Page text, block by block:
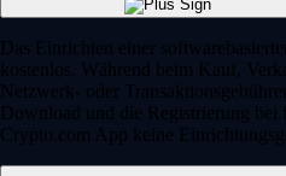
Das Einrichten einer
kostenlos. Während beim Kauf,
Netzwerk- oder
Download und die Registrierung bei
Crypto.com App keine